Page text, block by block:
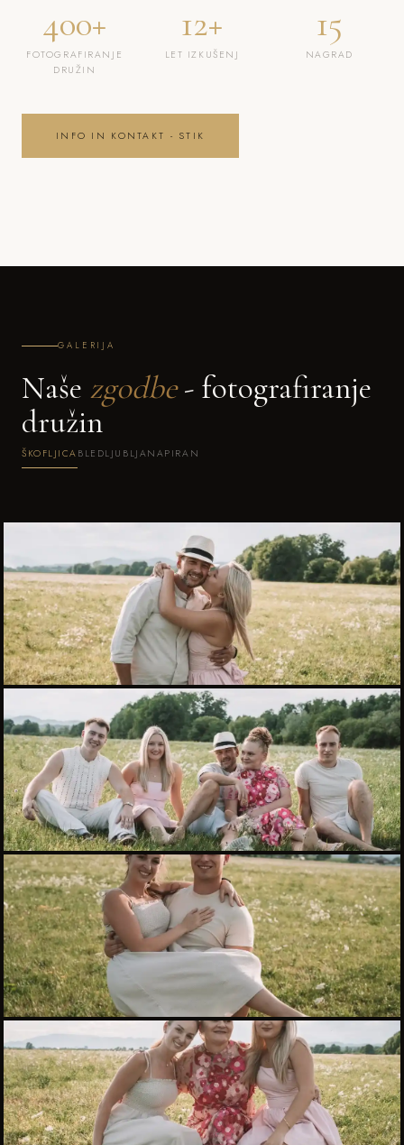
400+
FOTOGRAFIRANJE
DRUŽIN
12+
LET IZKUŠENJ
15
NAGRAD
INFO IN KONTAKT - STIK
GALERIJA
Naše zgodbe- fotografiranje
družin
ŠKOFLJICA BLEDLJUBLJANAPIRAN